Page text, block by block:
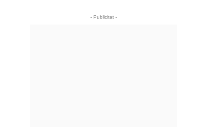
- Publicitat -